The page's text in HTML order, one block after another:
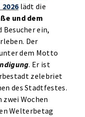
lädt die
und dem
ein,
Der
dem Motto
. Er ist
zelebriet
des Stadtfestes.
Wochen
Welterbetag